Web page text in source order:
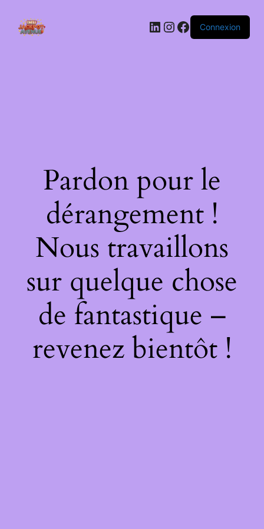
LinkedIn
Instagram
Facebook
Connexion
Pardon pour le
dérangement !
Nous travaillons
sur quelque chose
de fantastique –
revenez bientôt !